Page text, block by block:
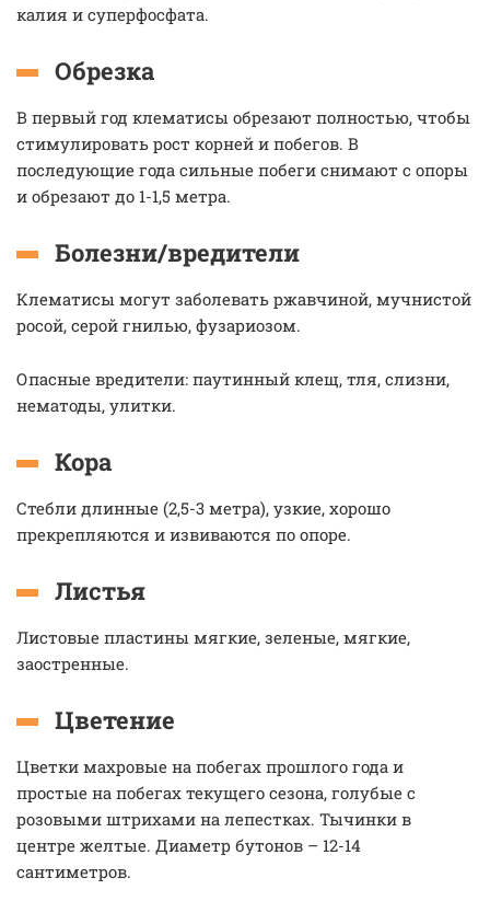
калия и суперфосфата.
Обрезка
В первый год клематисы обрезают полностью, чтобы
стимулировать рост корней и побегов. В
последующие года сильные побеги снимают с опоры
и обрезают до 1-1,5 метра.
Болезни/вредители
Клематисы могут заболевать ржавчиной, мучнистой
росой, серой гнилью, фузариозом.
Опасные вредители: паутинный клещ, тля, слизни,
нематоды, улитки.
Кора
Стебли длинные (2,5-3 метра), узкие, хорошо
прекрепляются и извиваются по опоре.
Листья
Листовые пластины мягкие, зеленые, мягкие,
заостренные.
Цветение
Цветки махровые на побегах прошлого года и
простые на побегах текущего сезона, голубые с
розовыми штрихами на лепестках. Тычинки в
центре желтые. Диаметр бутонов – 12-14
сантиметров.